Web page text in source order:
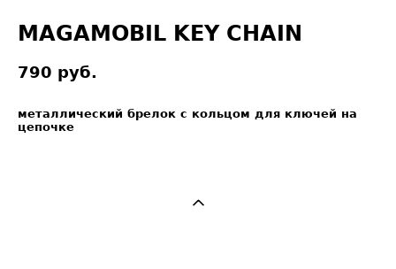
MAGAMOBIL KEY CHAIN
790 pуб.
металлический брелок с кольцом для ключей на
цепочке